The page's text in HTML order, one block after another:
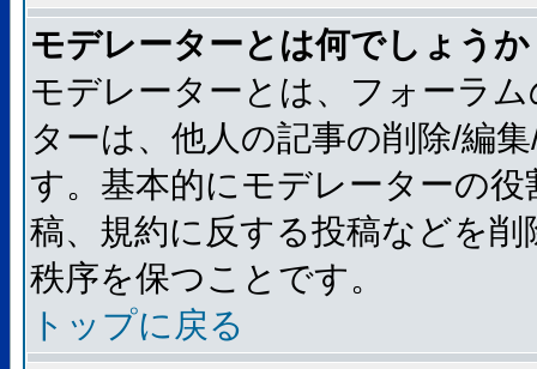
モデレーターとは何でしょうか
モデレーターとは、フォーラ
ターは、他人の記事の削除/編
す。基本的にモデレーターの
稿、規約に反する投稿などを
秩序を保つことです。
トップに戻る